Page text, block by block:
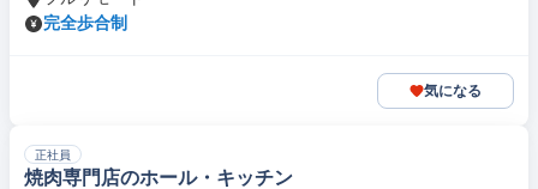
完全歩合制
気になる
正社員
焼肉専門店のホール・キッチン